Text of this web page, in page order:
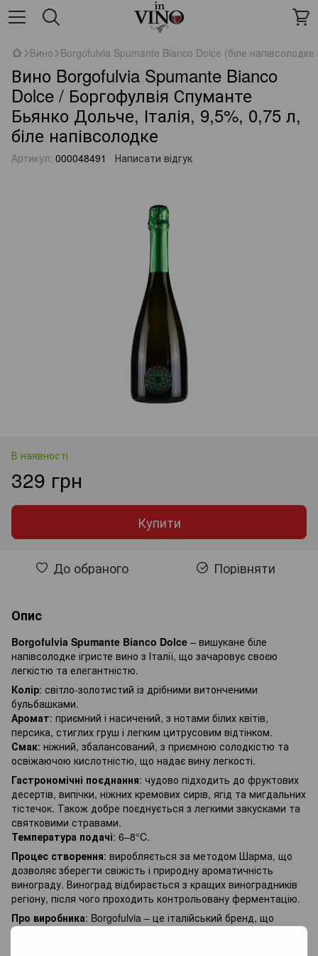
Вино Borgofulvia Spumante Bianco Dolce (біле
Вино Borgofulvia Spumante Bianco
Dolce / Боргофулвія Спуманте
Бьянко Дольче, Італія, 9,5%, 0,75 л,
біле напівсолодке
Артикул: 000048491 Написати відгук
В наявності
329 грн
Купити
До обраного Порівняти
Опис
Borgofulvia Spumante Bianco Dolce – вишукане біле
напівсолодке ігристе вино з Італії, що зачаровує своєю
легкістю та елегантністю.
Колір: світло-золотистий із дрібними витонченими
бульбашками.
Аромат: приємний і насичений, з нотами білих квітів,
персика, стиглих груш і легким цитрусовим відтінком.
Смак: ніжний, збалансований, з приємною солодкістю та
освіжаючою кислотністю, що надає вину легкості.
Гастрономічні поєднання: чудово підходить до фруктових
десертів, випічки, ніжних кремових сирів, ягід та мигдальних
тістечок. Також добре поєднується з легкими закусками та
святковими стравами.
Температура подачі: 6–8°C.
Процес створення: виробляється за методом Шарма, що
дозволяє зберегти свіжість і природну ароматичність
винограду. Виноград відбирається з кращих виноградників
регіону, після чого проходить контрольовану ферментацію.
Про виробника: Borgofulvia – це італійський бренд, що
спеціалізується на створенні якісних ігристих вин,